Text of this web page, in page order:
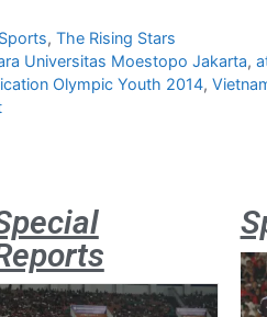
Sports,The Rising Stars
Universitas Moestopo Jakarta,
Olympic Youth 2014,